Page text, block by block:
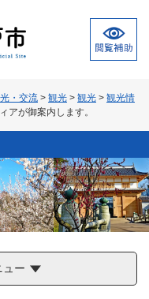
・交流 > 観光 > 観光 > 観光情
アが御案内します。
ュー